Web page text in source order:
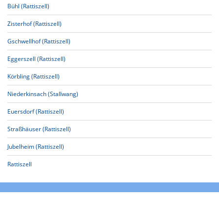
Bühl (Rattiszell)
Zisterhof (Rattiszell)
Gschwellhof (Rattiszell)
Eggerszell (Rattiszell)
Körbling (Rattiszell)
Niederkinsach (Stallwang)
Euersdorf (Rattiszell)
Straßhäuser (Rattiszell)
Jubelheim (Rattiszell)
Rattiszell